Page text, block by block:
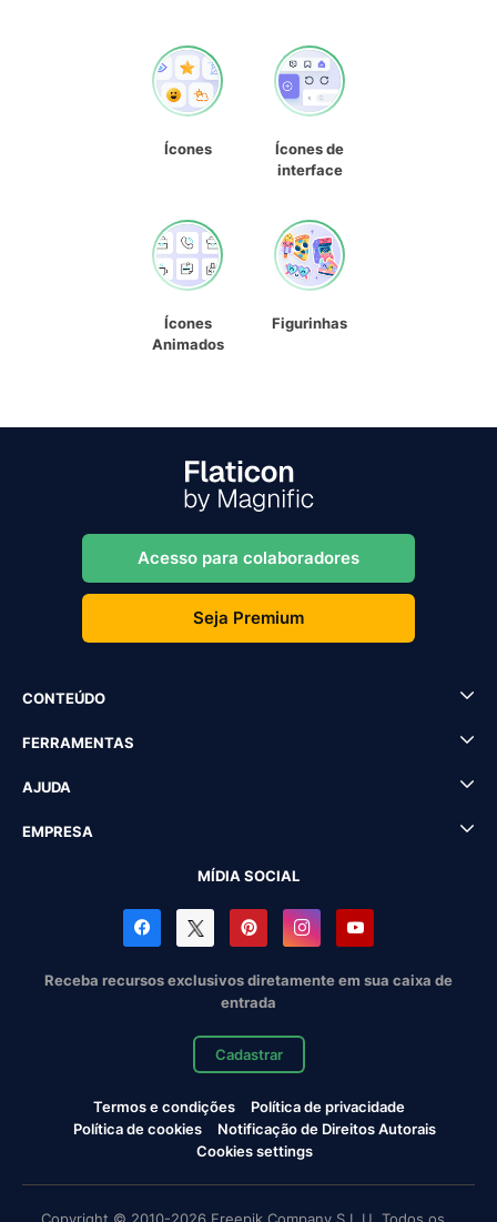
Ícones
Ícones de
interface
Ícones
Animados
Figurinhas
Acesso para colaboradores
Seja Premium
CONTEÚDO
FERRAMENTAS
AJUDA
EMPRESA
MÍDIA SOCIAL
Receba recursos exclusivos diretamente em sua caixa de
entrada
Cadastrar
Termos e condições
Política de privacidade
Política de cookies
Notificação de Direitos Autorais
Cookies settings